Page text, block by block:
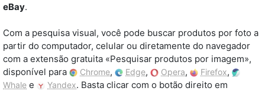
eBay.
Com a pesquisa visual, você pode buscar produtos por foto a
partir do computador, celular ou diretamente do navegador
com a extensão gratuita «Pesquisar produtos por imagem»,
disponível para
Chrome, Edge, Opera, Firefox,
Whale e Yandex. Basta clicar com o botão direito em